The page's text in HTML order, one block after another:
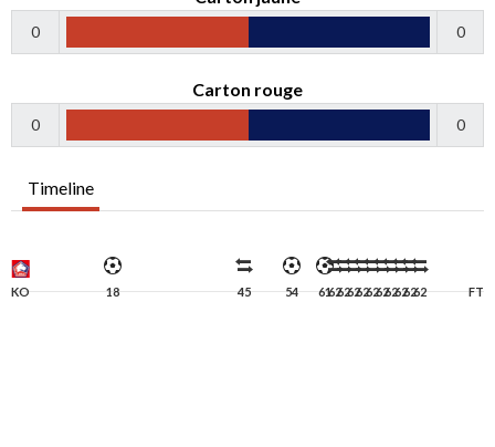
0 0
Carton rouge
0 0
Timeline
KO 18 45 54 6162626262626262626262 FT